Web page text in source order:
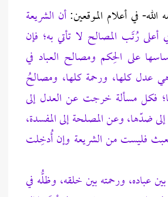
الله- في أعلام الموقعين:أن ‌الشريعة
أعلى رُتَب ‌المصالح لا تأتي به؛ فإن
على الحِكم ‌ومصالح العباد في
عدل كلها، ورحمة كلها، ‌ومصالحُ
فكل مسألة خرجت عن العدل إلى
ضدّها، وعن ‌المصلحة إلى المفسدة،
فليست من ‌الشريعة وإن أُدخِلت
عباده، ورحمته بين خلقه، وظلُّه في